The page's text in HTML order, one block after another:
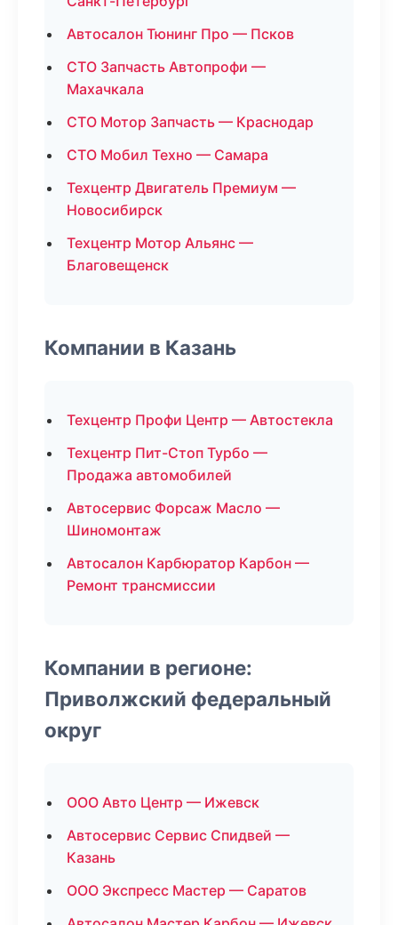
Автосалон Тюнинг Про — Псков
СТО Запчасть Автопрофи —
Махачкала
СТО Мотор Запчасть — Краснодар
СТО Мобил Техно — Самара
Техцентр Двигатель Премиум —
Новосибирск
Техцентр Мотор Альянс —
Благовещенск
Компании в Казань
Техцентр Профи Центр — Автостекла
Техцентр Пит-Стоп Турбо —
Продажа автомобилей
Автосервис Форсаж Масло —
Шиномонтаж
Автосалон Карбюратор Карбон —
Ремонт трансмиссии
Компании в регионе:
Приволжский федеральный
округ
ООО Авто Центр — Ижевск
Автосервис Сервис Спидвей —
Казань
ООО Экспресс Мастер — Саратов